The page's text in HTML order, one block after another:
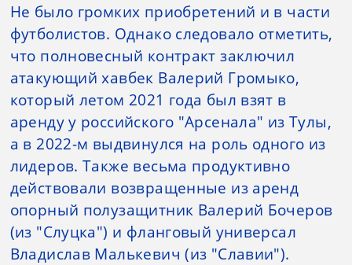
Не было громких приобретений и в части
футболистов. Однако следовало отметить,
что полновесный контракт заключил
атакующий хавбек Валерий Громыко,
который летом 2021 года был взят в
аренду у российского "Арсенала" из Тулы,
а в 2022-м выдвинулся на роль одного из
лидеров. Также весьма продуктивно
действовали возвращенные из аренд
опорный полузащитник Валерий Бочеров
(из "Слуцка") и фланговый универсал
Владислав Малькевич (из "Славии").